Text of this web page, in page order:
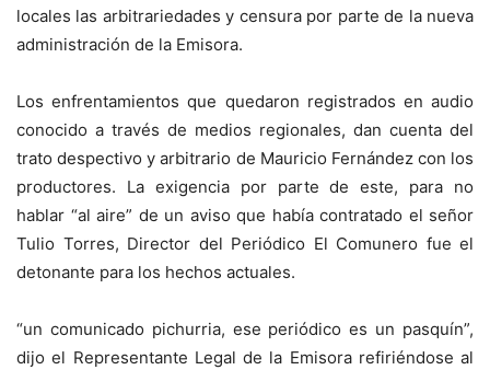
locales las arbitrariedades y censura por parte de la nueva
administración de la Emisora.
Los enfrentamientos que quedaron registrados en audio
conocido a través de medios regionales, dan cuenta del
trato despectivo y arbitrario de Mauricio Fernández con los
productores. La exigencia por parte de este, para no
hablar “al aire” de un aviso que había contratado el señor
Tulio Torres, Director del Periódico El Comunero fue el
detonante para los hechos actuales.
“un comunicado pichurria, ese periódico es un pasquín”,
dijo el Representante Legal de la Emisora refiriéndose al